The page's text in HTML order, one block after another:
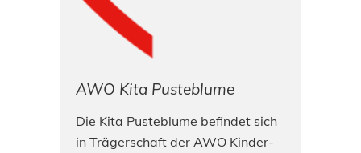
AWO Kita Pusteblume
Die Kita Pusteblume befindet sich
in Trägerschaft der AWO Kinder-